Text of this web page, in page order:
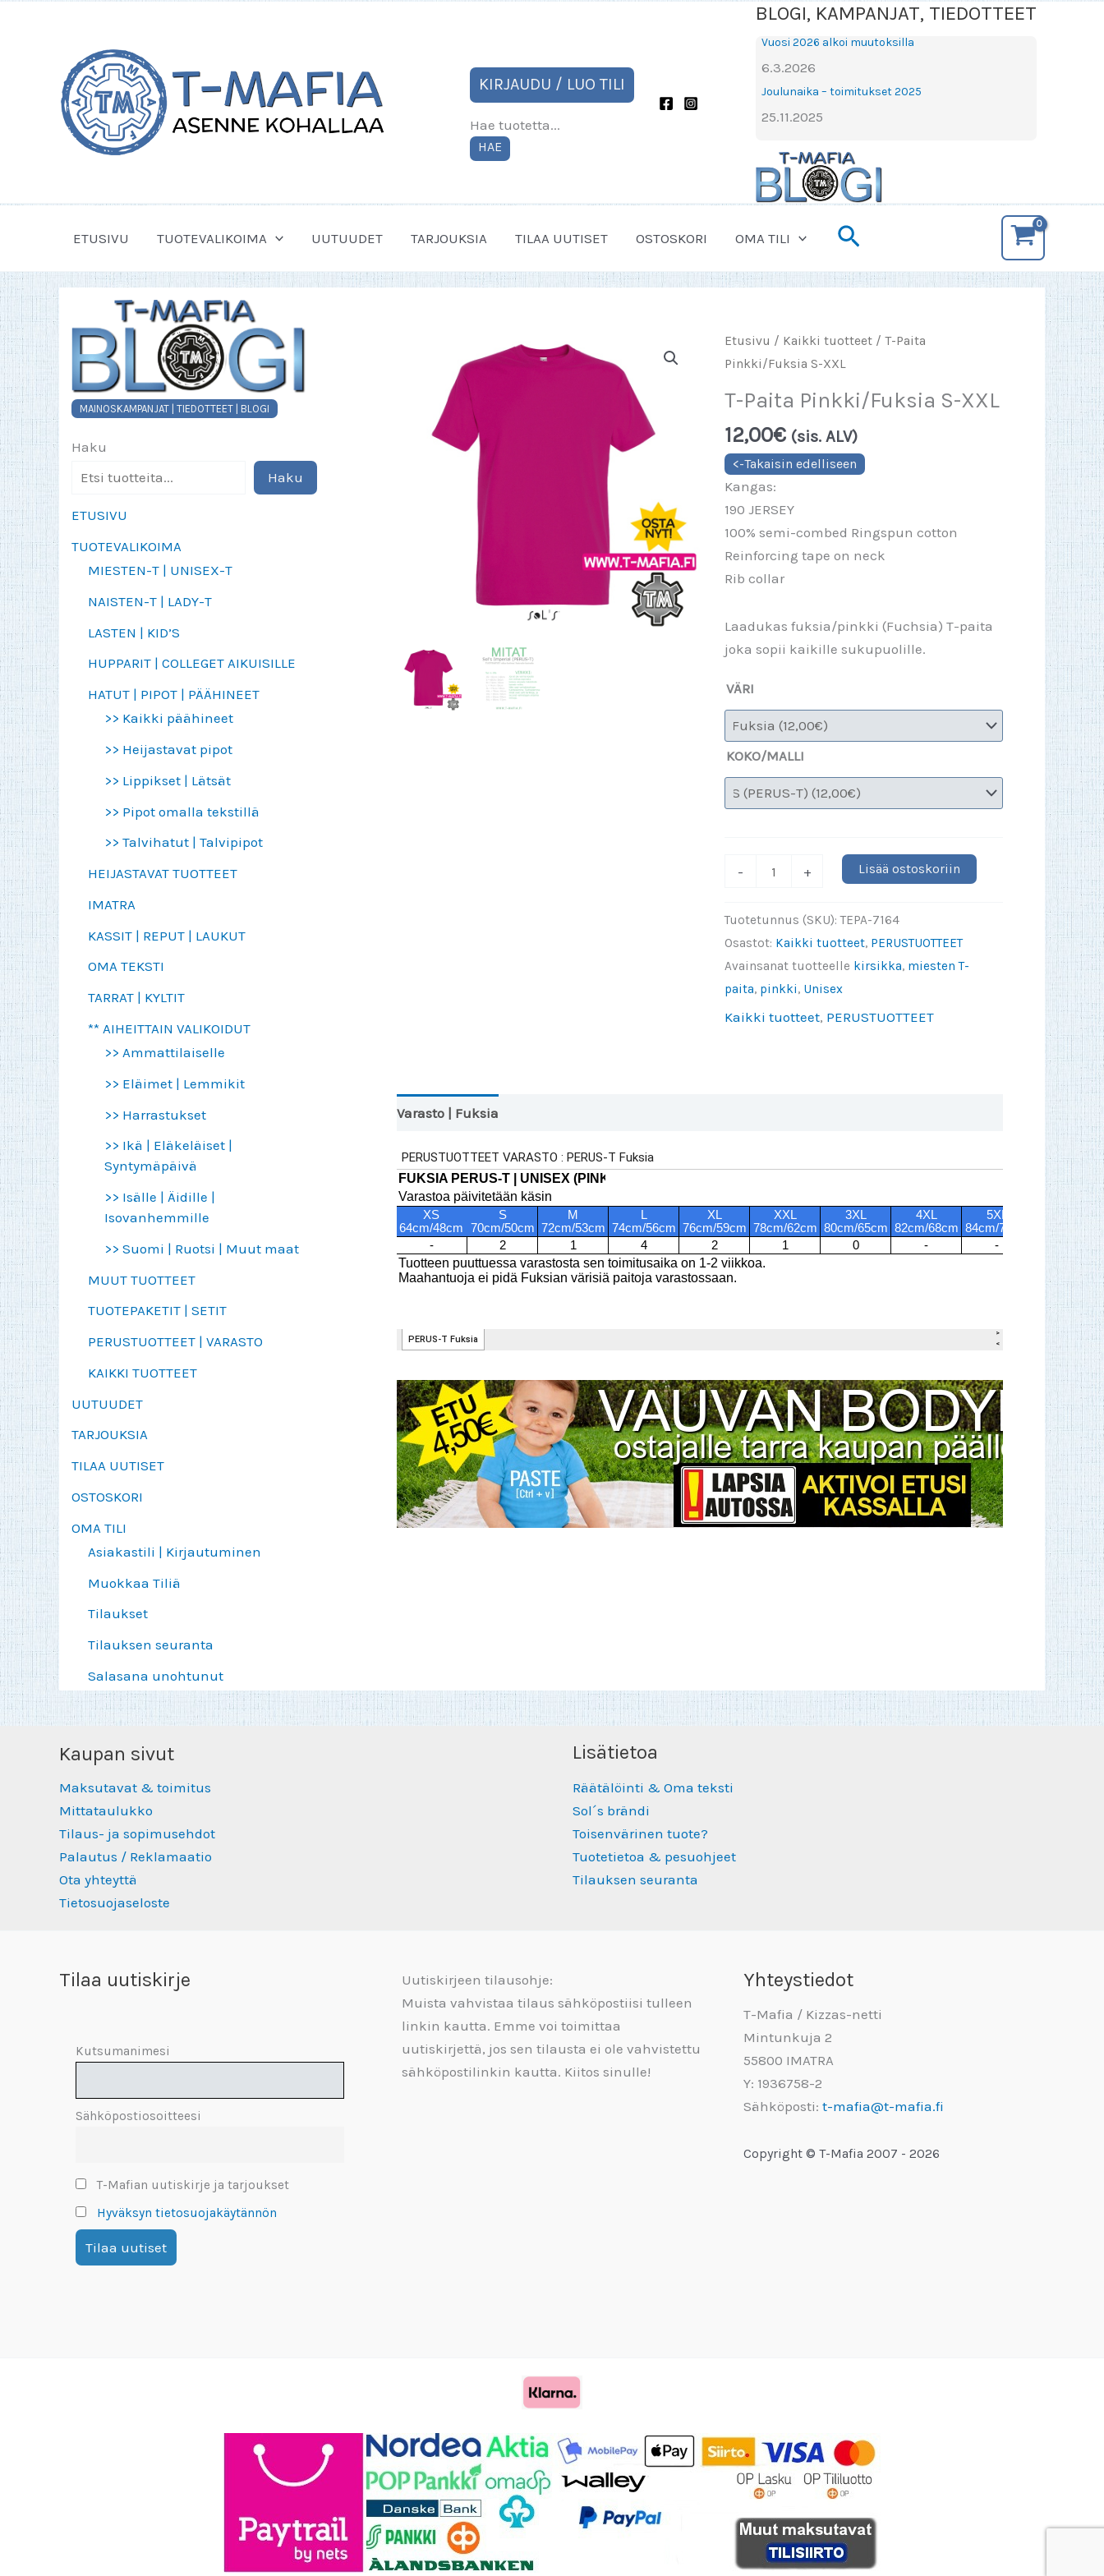
KIRJAUDU / LUO TILI
Hae tuotetta...
HAE
BLOGI, KAMPANJAT, TIEDOTTEET
Vuosi 2026 alkoi muutoksilla
6.3.2026
Joulunaika – toimitukset 2025
25.11.2025
ETUSIVU TUOTEVALIKOIMA UUTUUDET TARJOUKSIA TILAA UUTISET OSTOSKORI OMA TILI Hae
MAINOSKAMPANJAT | TIEDOTTEET | BLOGI
Haku
Haku
ETUSIVU
TUOTEVALIKOIMA
MIESTEN-T | UNISEX-T
NAISTEN-T | LADY-T
LASTEN | KID’S
HUPPARIT | COLLEGET AIKUISILLE
HATUT | PIPOT | PÄÄHINEET
>> Kaikki päähineet
>> Heijastavat pipot
>> Lippikset | Lätsät
>> Pipot omalla tekstillä
>> Talvihatut | Talvipipot
HEIJASTAVAT TUOTTEET
IMATRA
KASSIT | REPUT | LAUKUT
OMA TEKSTI
TARRAT | KYLTIT
** AIHEITTAIN VALIKOIDUT
>> Ammattilaiselle
>> Eläimet | Lemmikit
>> Harrastukset
>> Ikä | Eläkeläiset |
Syntymäpäivä
>> Isälle | Äidille |
Isovanhemmille
>> Suomi | Ruotsi | Muut maat
MUUT TUOTTEET
TUOTEPAKETIT | SETIT
PERUSTUOTTEET | VARASTO
KAIKKI TUOTTEET
UUTUUDET
TARJOUKSIA
TILAA UUTISET
OSTOSKORI
OMA TILI
Asiakastili | Kirjautuminen
Muokkaa Tiliä
Tilaukset
Tilauksen seuranta
Salasana unohtunut
Etusivu / Kaikki tuotteet/ T-Paita
Pinkki/Fuksia S-XXL
T-Paita Pinkki/Fuksia S-XXL
12,00€ (sis. ALV)
Kangas:
190 JERSEY
100% semi-combed Ringspun cotton
Reinforcing tape on neck
Rib collar
Laadukas fuksia/pinkki (Fuchsia) T-paita
joka sopii kaikille sukupuolille.
VÄRI
KOKO/MALLI
-
Pinkki/Fuksia
XXL
määrä
+ Lisää ostoskoriin
Tuotetunnus (SKU):TEPA-7164
Osastot: Kaikki tuotteet, PERUSTUOTTEET
Avainsanat tuotteelle kirsikka, miesten T-
paita, pinkki, Unisex
Kaikki tuotteet, PERUSTUOTTEET
Varasto | Fuksia
Kaupan sivut
Maksutavat & toimitus
Mittataulukko
Tilaus- ja sopimusehdot
Palautus / Reklamaatio
Ota yhteyttä
Tietosuojaseloste
Lisätietoa
Räätälöinti & Oma teksti
Sol´s brändi
Toisenvärinen tuote?
Tuotetietoa & pesuohjeet
Tilauksen seuranta
Tilaa uutiskirje
Kutsumanimesi
Sähköpostiosoitteesi
T-Mafian uutiskirje ja tarjoukset
Hyväksyn tietosuojakäytännön
Uutiskirjeen tilausohje:
Muista vahvistaa tilaus sähköpostiisi tulleen
linkin kautta. Emme voi toimittaa
uutiskirjettä, jos sen tilausta ei ole vahvistettu
sähköpostilinkin kautta. Kiitos sinulle!
Yhteystiedot
T-Mafia / Kizzas-netti
Mintunkuja 2
55800 IMATRA
Y: 1936758-2
Sähköposti:t-mafia@t-mafia.fi
Copyright © T-Mafia 2007 - 2026